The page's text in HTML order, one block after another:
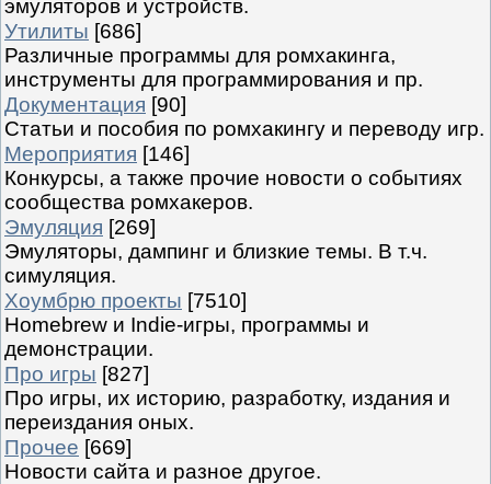
эмуляторов и устройств.
Утилиты [686]
Различные программы для ромхакинга,
инструменты для программирования и пр.
Документация [90]
Статьи и пособия по ромхакингу и переводу игр.
Мероприятия [146]
Конкурсы, а также прочие новости о событиях
сообщества ромхакеров.
Эмуляция [269]
Эмуляторы, дампинг и близкие темы. В т.ч.
симуляция.
Хоумбрю проекты [7510]
Homebrew и Indie-игры, программы и
демонстрации.
Про игры [827]
Про игры, их историю, разработку, издания и
переиздания оных.
Прочее [669]
Новости сайта и разное другое.